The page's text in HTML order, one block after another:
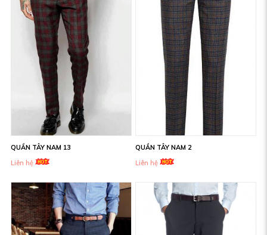
QUẦN TÂY NAM 13
Liên hệ
QUẦN TÂY NAM 2
Liên hệ